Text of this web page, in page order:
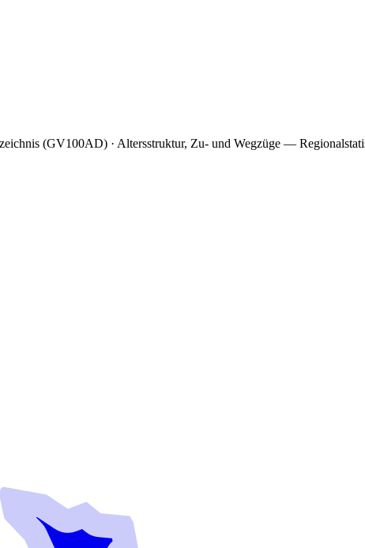
(GV100AD) · Altersstruktur, Zu- und Wegzüge —